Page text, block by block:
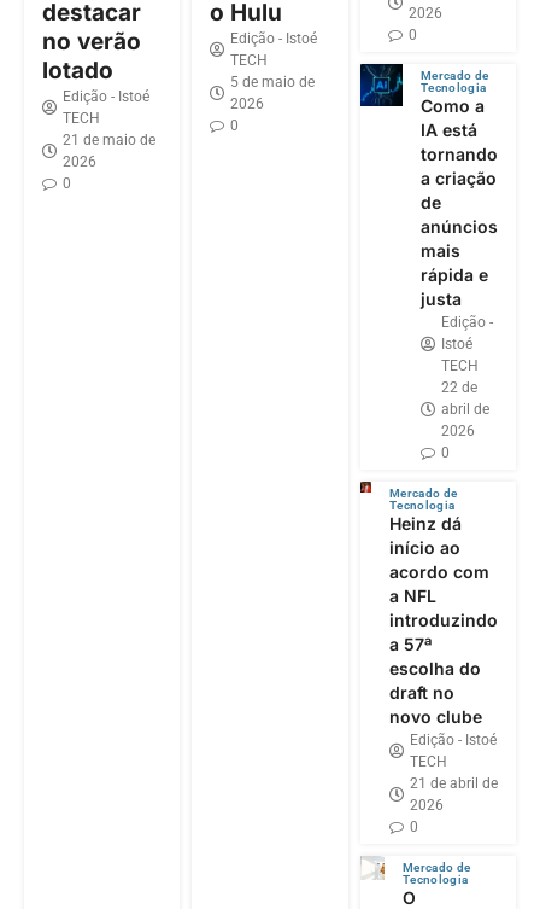
destacar
no verão
lotado
Edição - Istoé
TECH
21 de maio de
2026
0
o Hulu
Edição - Istoé
TECH
5 de maio de
2026
0
2026
0
Mercado de
Tecnologia
Como a
IA está
tornando
a criação
de
anúncios
mais
rápida e
justa
Edição -
Istoé
TECH
22 de
abril de
2026
0
Mercado de
Tecnologia
Heinz dá
início ao
acordo com
a NFL
introduzindo
a 57ª
escolha do
draft no
novo clube
Edição - Istoé
TECH
21 de abril de
2026
0
Mercado de
Tecnologia
O